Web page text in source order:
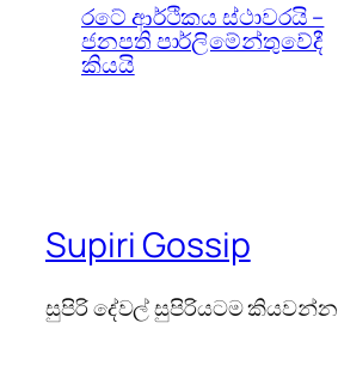
රටේ ආර්ථිකය ස්ථාවරයි –
ජනපති පාර්ලිමේන්තුවේදී
කියයි
Supiri Gossip
සුපිරි දේවල් සුපිරියටම කියවන්න